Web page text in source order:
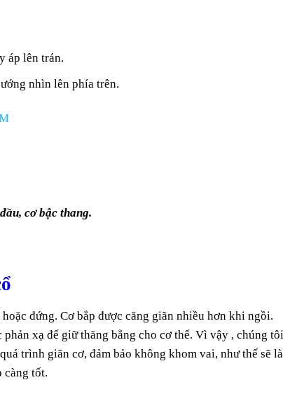
áp lên trán.
nhìn lên phía trên.
cơ bậc thang.
đứng. Cơ bắp được căng giãn nhiều hơn khi ngồi.
xạ để giữ thăng bằng cho cơ thể. Vì vậy , chúng tôi
trình giãn cơ, đảm bảo không khom vai, như thế sẽ
càng tốt.